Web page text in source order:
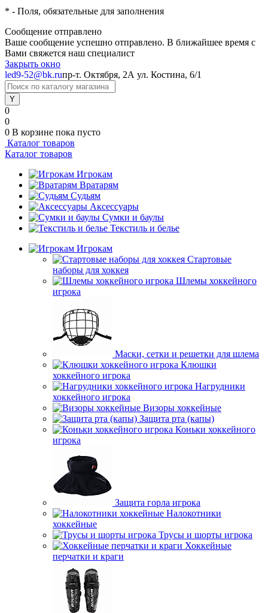
* - Поля, обязательные для заполнения
Сообщение отправлено
Ваше сообщение успешно отправлено. В ближайшее время с
Вами свяжется наш специалист
Закрыть окно
led9-52@bk.ruпр-т. Октября, 2А ул. Костина, 6/1
0
0
0 В корзине пока пусто
Каталог товаров
Каталог товаров
Игрокам
Вратарям
Судьям
Аксессуары
Сумки и баулы
Текстиль и белье
Игрокам
Стартовые
наборы для хоккея
Шлемы хоккейного
игрока
Маски, сетки и решетки для шлема
Клюшки
хоккейного игрока
Нагрудники
хоккейного игрока
Визоры хоккейные
Защита рта (капы)
Коньки хоккейного
игрока
Защита горла игрока
Налокотники
хоккейные
Трусы и шорты игрока
Хоккейные
перчатки и краги